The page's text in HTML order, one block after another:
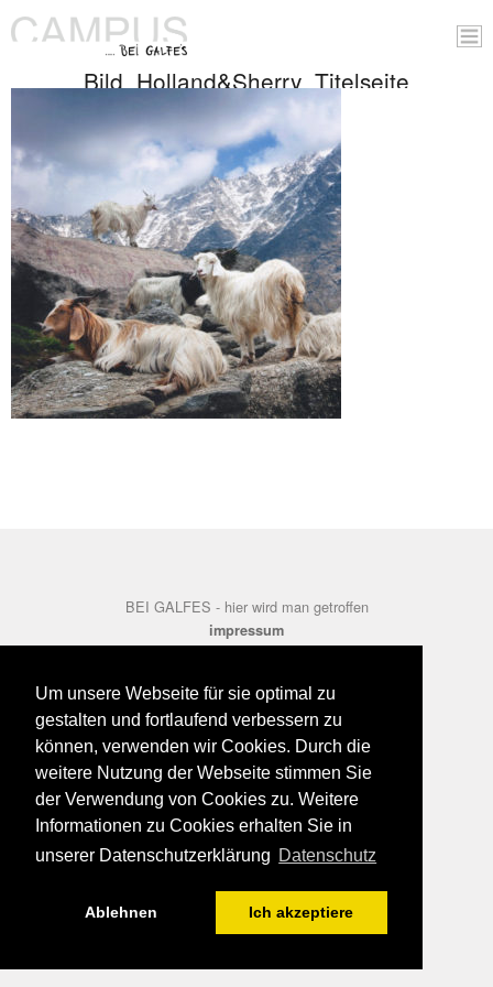
Um unsere Webseite für sie optimal zu
gestalten und fortlaufend verbessern zu
können, verwenden wir Cookies. Durch die
weitere Nutzung der Webseite stimmen Sie
der Verwendung von Cookies zu. Weitere
Informationen zu Cookies erhalten Sie in
unserer Datenschutzerklärung Datenschutz
Ablehnen Ich akzeptiere
Bild_Holland&Sherry_Titelseite
BEI GALFES - hier wird man getroffen
impressum